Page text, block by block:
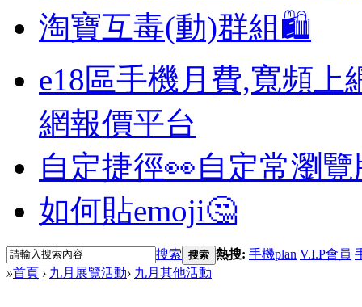
淘寶互毒(動)群組🛍️
e18區手機月費,寬頻上
網報價平台
自定捷徑👀自定常瀏
如何貼emoji🤔
搜索 搜索 熱搜: 手機plan V.I.P會員
»首頁 › 九月展覽活動› 九月其他活動